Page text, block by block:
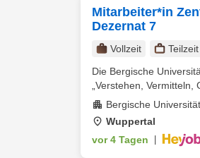
Mitarbeiter*in
Dezernat 7
Vollzeit
Teilzeit
Die Bergische
„Verstehen, Vermitteln,
Bergische
Wuppertal
vor 4 Tagen